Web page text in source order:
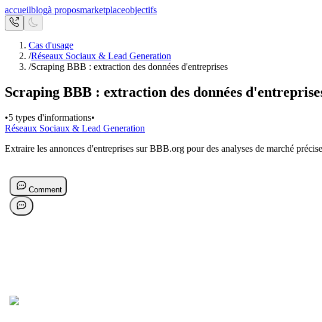
accueilblogà proposmarketplaceobjectifs
Cas d'usage
/Réseaux Sociaux & Lead Generation
/Scraping BBB : extraction des données d'entreprises
Scraping BBB : extraction des données
•5 types d'informations•
Réseaux Sociaux & Lead Generation
Extraire les annonces d'entreprises sur BBB.org pour des analyses de marché